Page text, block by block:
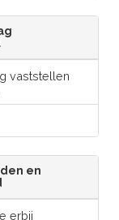
vaststellen
en
erbij